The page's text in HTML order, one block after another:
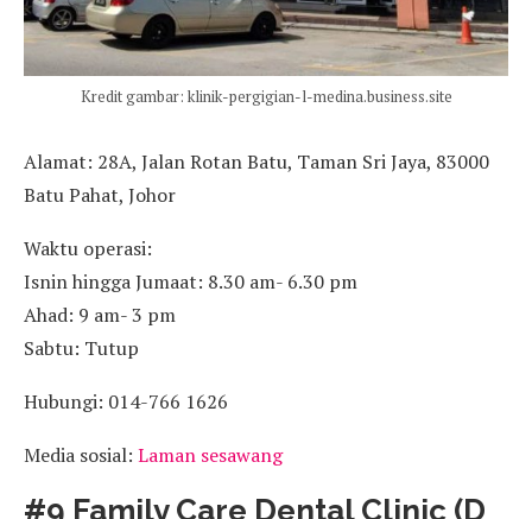
Kredit gambar: klinik-pergigian-l-medina.business.site
Alamat: 28A, Jalan Rotan Batu, Taman Sri Jaya, 83000
Batu Pahat, Johor
Waktu operasi:
Isnin hingga Jumaat: 8.30 am- 6.30 pm
Ahad: 9 am- 3 pm
Sabtu: Tutup
Hubungi: 014-766 1626
Media sosial: Laman sesawang
#9 Family Care Dental Clinic (D